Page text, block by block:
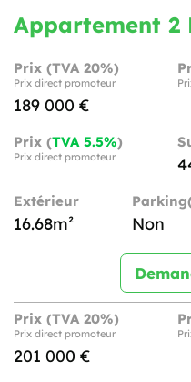
Appartement 2
Prix (TVA 20%)
Prix direct promoteur
189 000 €
Prix (TVA 5.5%)
Prix direct promoteur
Extérieur
16.68m² Non
Prix (TVA 20%)
Prix direct promoteur
201 000 €